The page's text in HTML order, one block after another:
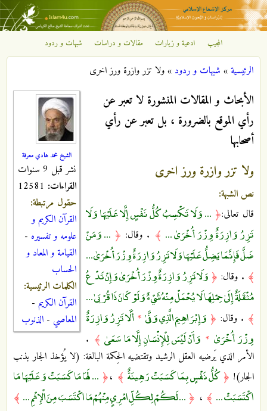
تجاوز إلى المحتوى الرئيسي
مركز
الإشعاع
الإسلامي
المجيب ادعية و زيارات مقالات و دراسات شبهات و ردود
أنت هنا
الرئيسية» شبهات و ردود »ولا تزر وازرة ورز اخرى
الشيخ محمد هادي معرفة
نشر قبل 9 سنوات
القراءات:
حقول مرتبطة:
القرآن الكريم و
علومه و تفسيره -
القيامة و المعاد و
الحساب
الكلمات الرئيسية:
القرآن الكريم -
المعاصي - الذنوب
الأبحاث و المقالات المنشورة لا تعبر عن
رأي الموقع بالضرورة ، بل تعبر عن رأي
أصحابها
ولا تزر وازرة ورز اخرى
نص الشبهة:
قال تعالى:﴿ ... وَلَا تَكْسِبُ كُلُّ نَفْسٍ إِلَّا عَلَيْهَا وَلَا
تَزِرُ وَازِرَةٌ وِزْرَ أُخْرَىٰ ... ﴾ . وقال: ﴿ ... وَمَنْ
ضَلَّ فَإِنَّمَا يَضِلُّ عَلَيْهَا وَلَا تَزِرُ وَازِرَةٌ وِزْرَ أُخْرَىٰ ...
﴾ . وقال: ﴿ وَلَا تَزِرُ وَازِرَةٌ وِزْرَ أُخْرَىٰ وَإِنْ تَدْعُ
مُثْقَلَةٌ إِلَىٰ حِمْلِهَا لَا يُحْمَلْ مِنْهُ شَيْءٌ وَلَوْ كَانَ ذَا قُرْبَىٰ ...
﴾ . وقال: ﴿ وَإِبْرَاهِيمَ الَّذِي وَفَّىٰ* أَلَّا تَزِرُ وَازِرَةٌ
وِزْرَ أُخْرَىٰ* وَأَنْ لَيْسَ لِلْإِنْسَانِ إِلَّا مَا سَعَىٰ﴾ .
الأمر الذي يَرضيه العقل الرشيد وتقتضيه الحِكمة البالغة: (لا يُؤخذ الجار بذنب
الجار)! ﴿كُلُّ نَفْسٍ بِمَا كَسَبَتْ رَهِينَةٌ ﴾ ،﴿ ... لَهَا مَا كَسَبَتْ وَعَلَيْهَا مَا
اكْتَسَبَتْ ... ﴾ ، ﴿ ... لَكُمْ لِكُلِّ امْرِئٍ مِنْهُمْ مَا اكْتَسَبَ مِنَ الْإِثْمِ ... ﴾